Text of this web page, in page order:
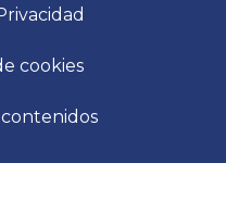
cookies